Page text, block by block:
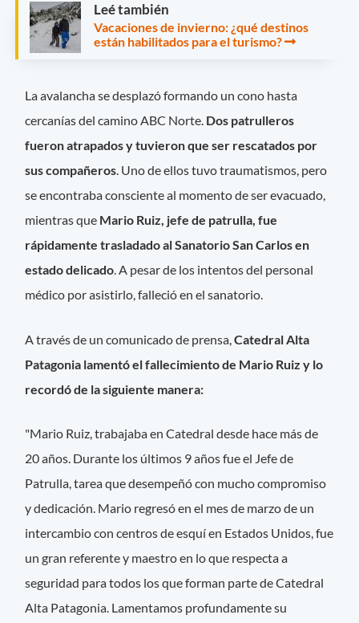
Leé también
Vacaciones de invierno: ¿qué destinos
están habilitados para el turismo?
La avalancha se desplazó formando un cono hasta
cercanías del camino ABC Norte. Dos patrulleros
fueron atrapados y tuvieron que ser rescatados por
sus compañeros. Uno de ellos tuvo traumatismos, pero
se encontraba consciente al momento de ser evacuado,
mientras que Mario Ruiz, jefe de patrulla, fue
rápidamente trasladado al Sanatorio San Carlos en
estado delicado. A pesar de los intentos del personal
médico por asistirlo, falleció en el sanatorio.
A través de un comunicado de prensa,Catedral Alta
Patagonia lamentó el fallecimiento de Mario Ruiz y lo
recordó de la siguiente manera:
"Mario Ruiz, trabajaba en Catedral desde hace más de
20 años. Durante los últimos 9 años fue el Jefe de
Patrulla, tarea que desempeñó con mucho compromiso
y dedicación. Mario regresó en el mes de marzo de un
intercambio con centros de esquí en Estados Unidos, fue
un gran referente y maestro en lo que respecta a
seguridad para todos los que forman parte de Catedral
Alta Patagonia. Lamentamos profundamente su